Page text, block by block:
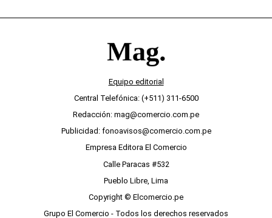
Equipo editorial
Central Telefónica: (+511) 311-6500
Redacción: mag@comercio.com.pe
Publicidad: fonoavisos@comercio.com.pe
Empresa Editora El Comercio
Calle Paracas #532
Pueblo Libre, Lima
Copyright © Elcomercio.pe
Grupo El Comercio - Todos los derechos reservados